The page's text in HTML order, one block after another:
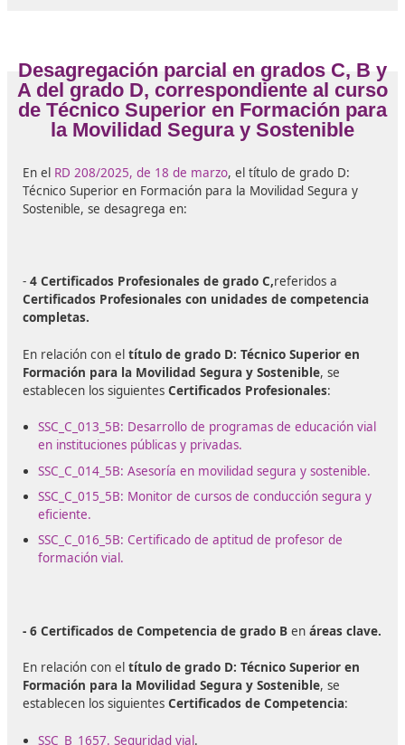
contarán con un perfil altamente valorado en el
formación continua de conductores profesionales
ADR, permiso por puntos, cursos de conducción
etc.).
Por otro lado, la obtención de este título abre la
colaborar en proyectos de innovación educativa y
, vinculados a la movilidad inteligente, el
enseñanza presencial como a la formación online y a
distancia, ámbitos cada vez más demandados en la
educación actual.
En definitiva, convertirse en Formador para la
Segura y Sostenible significa no solo acceder a un
contribuir activamente a la mejora de la calidad de
sociedad, reduciendo accidentes y promoviendo una
movilidad más responsable y respetuosa con el medio
ambiente.
Desarrollo de la actividad
Formador para la Movilidad
Sostenible
Con este título en modalidad Online a Distancia podrás